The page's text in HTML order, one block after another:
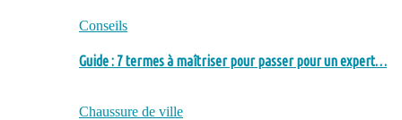
Conseils
Guide : 7 termes à maîtriser pour passer pour un expert…
Chaussure de ville